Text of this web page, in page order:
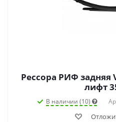
Рессора РИФ задняя
лифт
В наличии (10)